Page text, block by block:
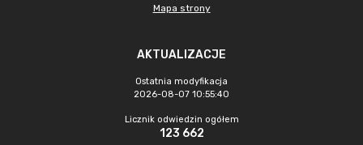
Mapa strony
AKTUALIZACJE
Ostatnia modyfikacja
2026-08-07 10:55:40
Licznik odwiedzin ogółem
123 662